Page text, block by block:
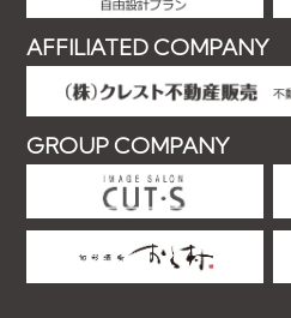
AFFILIATED COMPANY
GROUP COMPANY